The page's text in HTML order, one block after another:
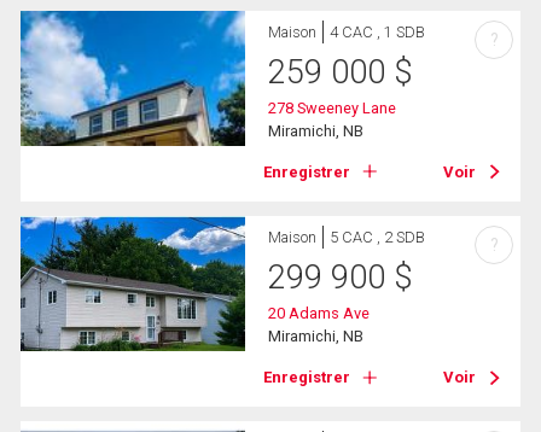
Maison 4 CAC , 1 SDB
259 000 $
278 Sweeney Lane
Miramichi, NB
Enregistrer Voir
?
Maison 5 CAC , 2 SDB
299 900 $
20 Adams Ave
Miramichi, NB
Enregistrer Voir
?